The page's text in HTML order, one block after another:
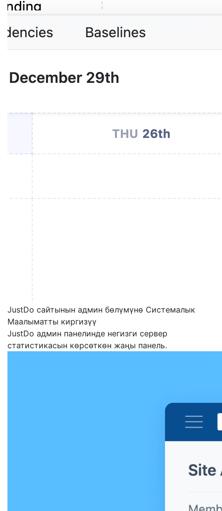
JustDo сайтынын админ бөлүмүнө Системалык
Маалыматты киргизүү
JustDo админ панелинде негизги сервер
статистикасын көрсөткөн жаңы панель.